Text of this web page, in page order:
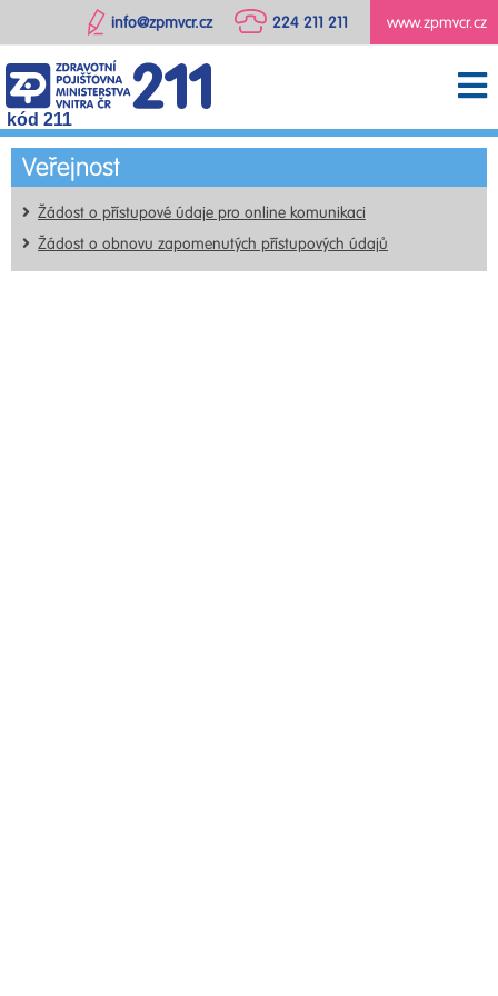
www.zpmvcr.cz
224 211 211
info@zpmvcr.cz
kód 211
Veřejnost
Žádost o přístupové údaje pro online komunikaci
Žádost o obnovu zapomenutých přístupových údajů